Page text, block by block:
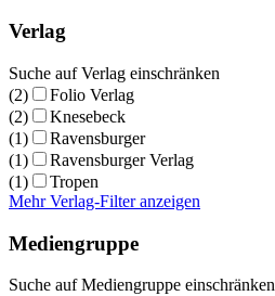
Verlag
Suche auf Verlag einschränken
(2)
Folio Verlag
(2)
Knesebeck
(1)
Ravensburger
(1)
Ravensburger Verlag
(1)
Tropen
Mehr Verlag-Filter anzeigen
Mediengruppe
Suche auf Mediengruppe einschränken